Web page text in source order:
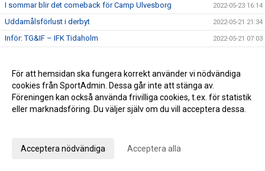
I sommar blir det comeback för Camp Ulvesborg 2022-05-23 16:14
Uddamålsförlust i derbyt 2022-05-21 21:34
Inför: TG&IF – IFK Tidaholm 2022-05-21 07:03
Florians första Tidaholmsderby – ”en kittlande känsla” 2022-05-19 20:35
TG&IF enkelt vidare i DM 2022-05-17 22:04
Inför: Skultorps IF – TG&IF (DM) 2022-05-17 10:35
Äntligen Bilbingon drar igång – premiär 10 maj!
För att hemsidan ska fungera korrekt använder vi nödvändiga
cookies från SportAdmin. Dessa går inte att stänga av.
Föreningen kan också använda frivilliga cookies, t.ex. för statistik
eller marknadsföring. Du väljer själv om du vill acceptera dessa.
Acceptera nödvändiga Acceptera alla